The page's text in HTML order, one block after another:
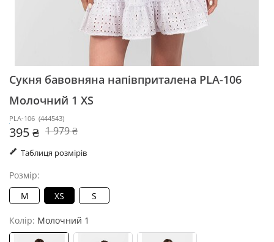
Сукня бавовняна напівприталена PLA-106
Молочний 1 XS
PLA-106 (444543)
395 ₴ 1 979 ₴
Таблиця розмірів
Розмір:
M
XS S
Колір: Молочний 1